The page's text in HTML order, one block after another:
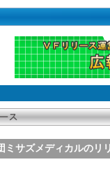
ミサズメディカルのリ